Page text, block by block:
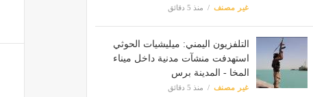
غير مصنف منذ 5 دقائق
التلفزيون اليمني: ميليشيات الحوثي
استهدفت منشآت مدنية داخل ميناء
المخا - المدينة برس
غير مصنف منذ 5 دقائق